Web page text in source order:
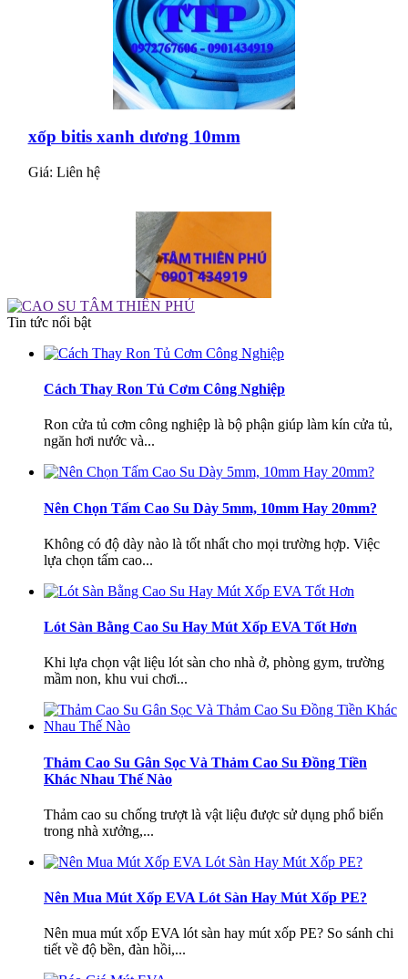
Tấm mút xốp eva màu cam
Giá:Liên hệ
Giá:Liên hệ
Tin tức nổi bật
Cách Thay Ron Tủ Cơm Công Nghiệp
Ron cửa tủ cơm công nghiệp là bộ phận giúp làm kín cửa tủ,
ngăn hơi nước và...
Nên Chọn Tấm Cao Su Dày 5mm, 10mm Hay 20mm?
Không có độ dày nào là tốt nhất cho mọi trường hợp. Việc
lựa chọn tấm cao...
Lót Sàn Bằng Cao Su Hay Mút Xốp EVA Tốt Hơn
Khi lựa chọn vật liệu lót sàn cho nhà ở, phòng gym, trường
mầm non, khu vui chơi...
Thảm Cao Su Gân Sọc Và Thảm Cao Su Đồng Tiền
Khác Nhau Thế Nào
Thảm cao su chống trượt là vật liệu được sử dụng phổ biến
trong nhà xưởng,...
Nên Mua Mút Xốp EVA Lót Sàn Hay Mút Xốp PE?
Nên mua mút xốp EVA lót sàn hay mút xốp PE? So sánh chi
tiết về độ bền, đàn hồi,...